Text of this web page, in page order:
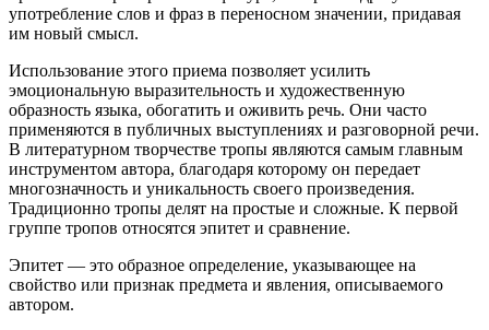
употребление слов и фраз в переносном значении, придавая
им новый смысл.
Использование этого приема позволяет усилить
эмоциональную выразительность и художественную
образность языка, обогатить и оживить речь. Они часто
применяются в публичных выступлениях и разговорной речи.
В литературном творчестве тропы являются самым главным
инструментом автора, благодаря которому он передает
многозначность и уникальность своего произведения.
Традиционно тропы делят на простые и сложные. К первой
группе тропов относятся эпитет и сравнение.
Эпитет — это образное определение, указывающее на
свойство или признак предмета и явления, описываемого
автором.